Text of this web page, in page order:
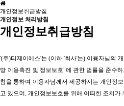
개인정보취급방침
개인정보 처리방침
개인정보취급방침
'(주)티제이에스'는 (이하 '회사'는) 이용자님의
망 이용촉진 및 정보보호"에 관한 법률을 준수
침을 통하여 이용자님께서 제공하시는 개인정
고 있으며, 개인정보보호를 위해 어떠한 조치가